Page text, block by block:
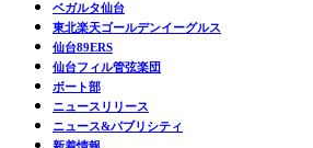
ベガルタ仙台
東北楽天ゴールデンイーグルス
仙台89ERS
仙台フィル管弦楽団
ボート部
ニュースリリース
ニュース&パブリシティ